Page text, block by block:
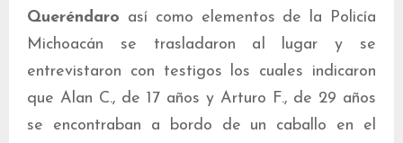
Queréndaro así como elementos de la Policía
Michoacán se trasladaron al lugar y se
entrevistaron con testigos los cuales indicaron
que Alan C., de 17 años y Arturo F., de 29 años
se encontraban a bordo de un caballo en el